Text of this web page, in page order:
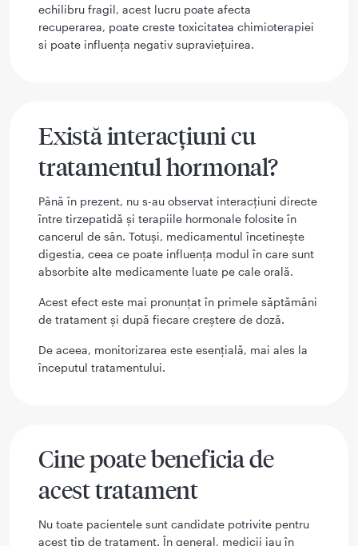
echilibru fragil, acest lucru poate afecta
recuperarea, poate creste toxicitatea chimioterapiei
si poate influența negativ supraviețuirea.
Există interacțiuni cu
tratamentul hormonal?
Până în prezent, nu s-au observat interacțiuni directe
între tirzepatidă și terapiile hormonale folosite în
cancerul de sân. Totuși, medicamentul încetinește
digestia, ceea ce poate influența modul în care sunt
absorbite alte medicamente luate pe cale orală.
Acest efect este mai pronunțat în primele săptămâni
de tratament și după fiecare creștere de doză.
De aceea, monitorizarea este esențială, mai ales la
începutul tratamentului.
Cine poate beneficia de
acest tratament
Nu toate pacientele sunt candidate potrivite pentru
acest tip de tratament. În general, medicii iau în